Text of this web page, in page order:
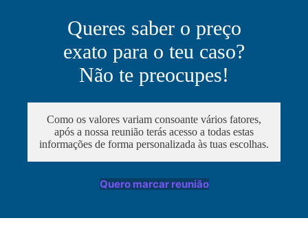
Queres saber o preço
exato para o teu caso?
Não te preocupes!
Como os valores variam consoante vários fatores,
após a nossa reunião terás acesso a todas estas
informações de forma personalizada às tuas escolhas.
Quero marcar reunião